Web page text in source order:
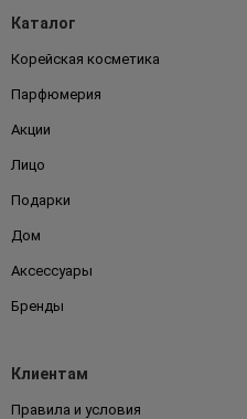
Каталог
Корейская косметика
Парфюмерия
Акции
Лицо
Подарки
Дом
Аксессуары
Бренды
Клиентам
Правила и условия